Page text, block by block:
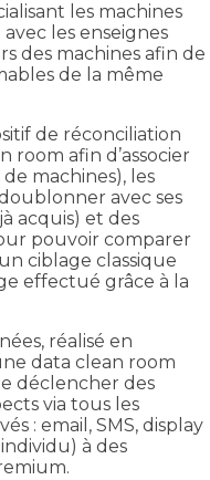
les machines
les enseignes
des machines afin de
de la même
de réconciliation
room afin d’associer
machines), les
avec ses
acquis) et des
pouvoir comparer
ciblage classique
effectué grâce à la
réalisé en
data clean room
déclencher des
via tous les
: email, SMS, display
à des